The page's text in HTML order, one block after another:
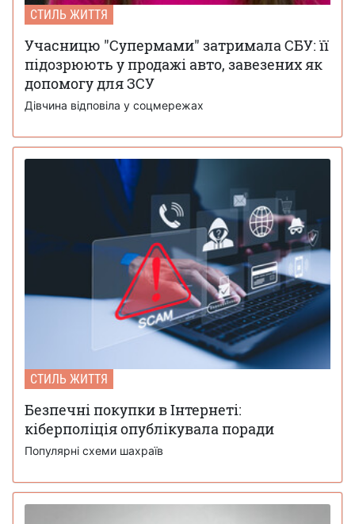
СТИЛЬ ЖИТТЯ
Учасницю "Супермами" затримала СБУ: її
підозрюють у продажі авто, завезених як
допомогу для ЗСУ
Дівчина відповіла у соцмережах
СТИЛЬ ЖИТТЯ
Безпечні покупки в Інтернеті:
кіберполіція опублікувала поради
Популярні схеми шахраїв